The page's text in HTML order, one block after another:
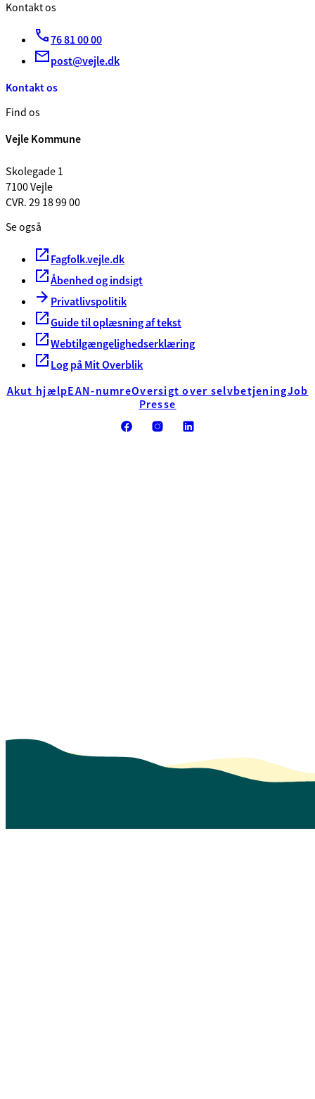
Kontakt os
76 81 00 00
post@vejle.dk
Kontakt os
Find os
Vejle Kommune
Skolegade 1
7100 Vejle
CVR. 29 18 99 00
Se også
Fagfolk.vejle.dk
Åbenhed og indsigt
Privatlivspolitik
Guide til oplæsning af tekst
Webtilgængelighedserklæring
Log på Mit Overblik
Akut hjælpEAN-numreOversigt over selvbetjeningJob
Presse